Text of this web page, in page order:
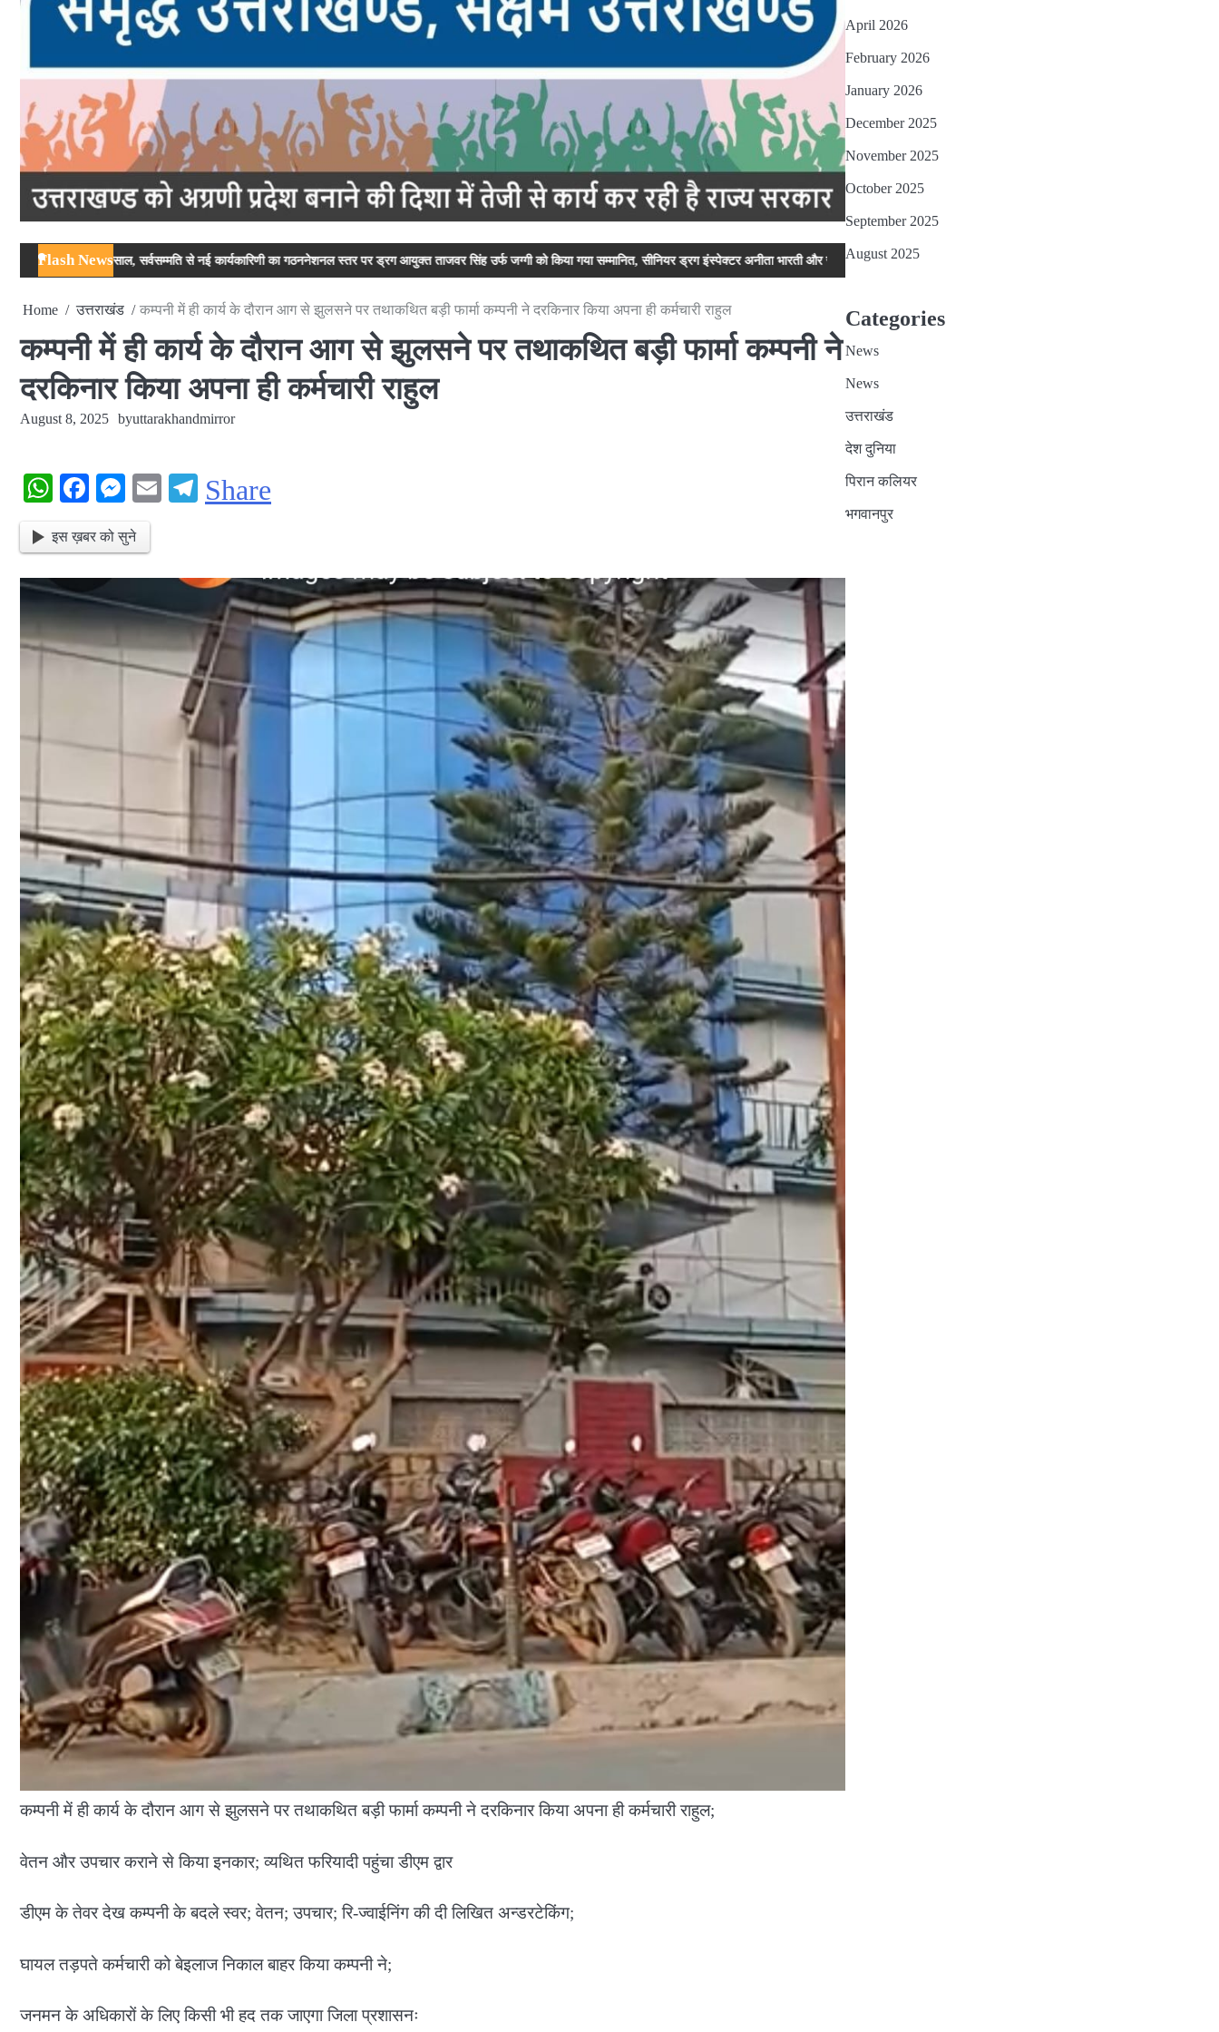
Flash News
सर्वसम्मति से नई कार्यकारिणी का गठननेशनल स्तर पर ड्रग आयुक्त ताजवर सिंह उर्फ जग्गी को किया गया सम्मानित, सीनियर ड्रग इंस्पेक्टर अनीता भारती और सीनियर ड्रग इंस्पेक्टर नीरज कुमार भी हुए सम्मानित
Home उत्तराखंड कम्पनी में ही कार्य के दौरान आग से झुलसने पर तथाकथित बड़ी फार्मा कम्पनी ने दरकिनार किया अपना ही कर्मचारी राहुल
कम्पनी में ही कार्य के दौरान आग से झुलसने पर तथाकथित बड़ी फार्मा कम्पनी ने
दरकिनार किया अपना ही कर्मचारी राहुल
August 8, 2025 byuttarakhandmirror
WhatsApp
Facebook
Messenger
EmailTelegram
Share
इस ख़बर को सुने
कम्पनी में ही कार्य के दौरान आग से झुलसने पर तथाकथित बड़ी फार्मा कम्पनी ने दरकिनार किया अपना ही कर्मचारी राहुल;
वेतन और उपचार कराने से किया इनकार; व्यथित फरियादी पहुंचा डीएम द्वार
डीएम के तेवर देख कम्पनी के बदले स्वर; वेतन; उपचार; रि-ज्वाईनिंग की दी लिखित अन्डरटेकिंग;
घायल तड़पते कर्मचारी को बेइलाज निकाल बाहर किया कम्पनी ने;
जनमन के अधिकारों के लिए किसी भी हद तक जाएगा जिला प्रशासनः
April 2026
February 2026
January 2026
December 2025
November 2025
October 2025
September 2025
August 2025
Categories
News
News
उत्तराखंड
देश दुनिया
पिरान कलियर
भगवानपुर